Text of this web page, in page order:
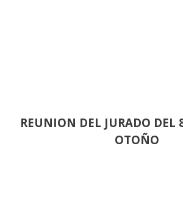
REUNION DEL JURADO DEL
OTOÑO